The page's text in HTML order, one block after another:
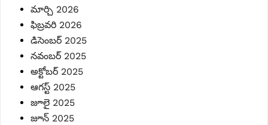
మార్చి 2026
ఫిబ్రవరి 2026
డిసెంబర్ 2025
నవంబర్ 2025
అక్టోబర్ 2025
ఆగస్ట్ 2025
జూలై 2025
జూన్ 2025